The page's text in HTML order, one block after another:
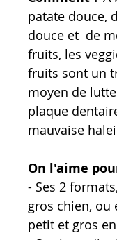
patate douce,
douce et de
fruits, les
fruits sont un
moyen de
plaque
mauvaise
On l'aime
- Ses 2
gros chien, ou
petit et gros